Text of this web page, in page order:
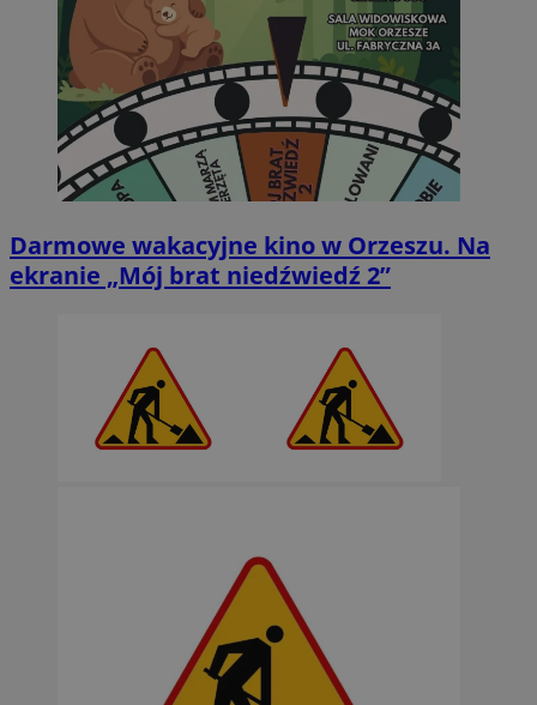
Darmowe wakacyjne kino w Orzeszu. Na
ekranie „Mój brat niedźwiedź 2”